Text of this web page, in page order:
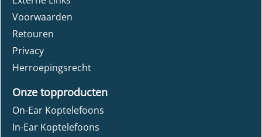
Voorwaarden
Retouren
Privacy
Herroepingsrecht
Onze topproducten
On-Ear Koptelefoons
In-Ear Koptelefoons